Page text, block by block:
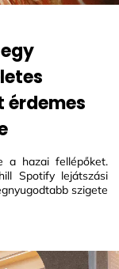
érdemes
a hazai fellépőket.
Spotify lejátszási
szigete